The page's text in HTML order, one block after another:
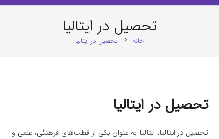
تحصیل در ایتالیا
خانه chevron_right تحصیل در ایتالیا
تحصیل در ایتالیا
تحصیل در ایتالیا، ایتالیا به عنوان یکی از قطب‌های فرهنگی، علمی و